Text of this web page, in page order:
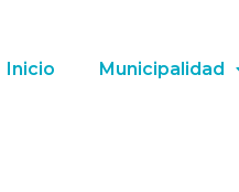
Inicio Municipalidad